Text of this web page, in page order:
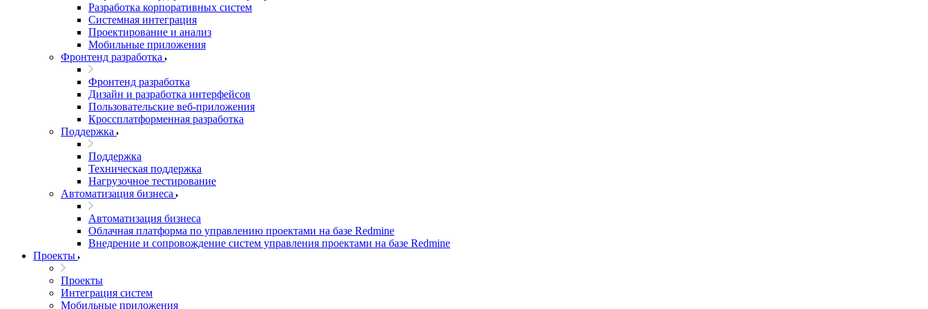
Разработка корпоративных систем
Системная интеграция
Проектирование и анализ
Мобильные приложения
Фронтенд разработка
Фронтенд разработка
Дизайн и разработка интерфейсов
Пользовательские веб-приложения
Кроссплатформенная разработка
Поддержка
Поддержка
Техническая поддержка
Нагрузочное тестирование
Автоматизация бизнеса
Автоматизация бизнеса
Облачная платформа по управлению проектами на базе Redmine
Внедрение и сопровождение систем управления проектами на базе Redmine
Проекты
Проекты
Интеграция систем
Мобильные приложения